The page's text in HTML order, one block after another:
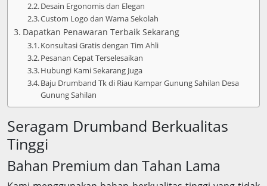
Desain Ergonomis dan Elegan
Custom Logo dan Warna Sekolah
Dapatkan Penawaran Terbaik Sekarang
Konsultasi Gratis dengan Tim Ahli
Pesanan Cepat Terselesaikan
Hubungi Kami Sekarang Juga
Baju Drumband Tk di Riau Kampar Gunung Sahilan Desa
Gunung Sahilan
Seragam Drumband Berkualitas
Tinggi
Bahan Premium dan Tahan Lama